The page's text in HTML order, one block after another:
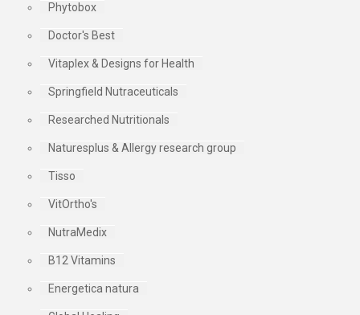
Phytobox
Doctor's Best
Vitaplex & Designs for Health
Springfield Nutraceuticals
Researched Nutritionals
Naturesplus & Allergy research group
Tisso
VitOrtho's
NutraMedix
B12 Vitamins
Energetica natura